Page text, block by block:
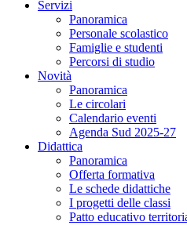
Servizi
Panoramica
Personale scolastico
Famiglie e studenti
Percorsi di studio
Novità
Panoramica
Le circolari
Calendario eventi
Agenda Sud 2025-27
Didattica
Panoramica
Offerta formativa
Le schede didattiche
I progetti delle classi
Patto educativo